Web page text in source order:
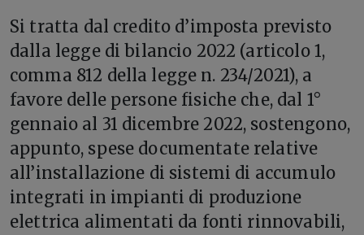
Si tratta dal credito d’imposta previsto
dalla legge di bilancio 2022 (articolo 1,
comma 812 della legge n. 234/2021), a
favore delle persone fisiche che, dal 1°
gennaio al 31 dicembre 2022, sostengono,
appunto, spese documentate relative
all’installazione di sistemi di accumulo
integrati in impianti di produzione
elettrica alimentati da fonti rinnovabili,